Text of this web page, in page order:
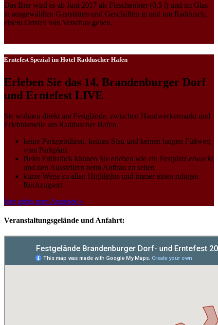
Das Bier wird es ab Juni 2017 als Flaschenbier (0,5 l) und im Glas
in ausgewählten Gaststätten und Geschäften in und um Raddusch,
einem Ortsteil von Vetschau geben.
Erntefest Spezial im Hotel Radduscher Hafen
Erleben Sie das 14. Brandenburger Dorf
und Erntefest LIVE
Sie wohnen direkt am Festglände, zwischen Handwerkermarkt und
Erlebnismeile am Radduscher Hafen.
keine Parkgebühren, keinen Stau und keinen langen Fußweg
vom Parkplatz
Beim Frühstück können Sie erleben wie ein Festplatz erweckt
und den Ausstellern beim Aufbau zu sehen
kurze Wege zu allen Highlights und immer einen ruhigen
Rückzugsort
hier gehts zum Angebot »
Veranstaltungsgelände und Anfahrt: